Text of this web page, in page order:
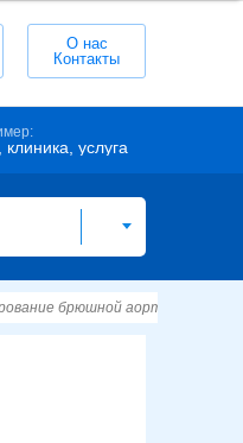
О нас
Контакты
клиника, услуга
брюшной аорты и ее